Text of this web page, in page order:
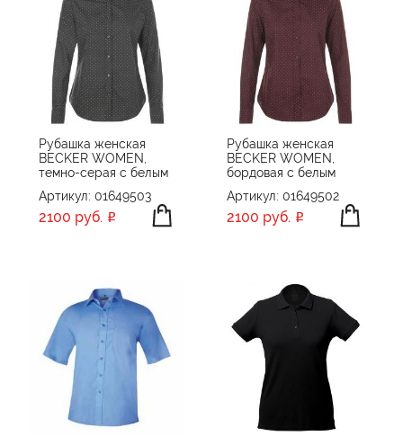
Рубашка женская
BECKER WOMEN,
темно-серая с белым
Артикул: 01649503
2100 руб.
Рубашка женская
BECKER WOMEN,
бордовая с белым
Артикул: 01649502
2100 руб.